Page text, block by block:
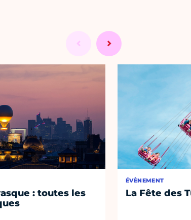
: toutes les
ÉVÈNEMENT
La Fête des